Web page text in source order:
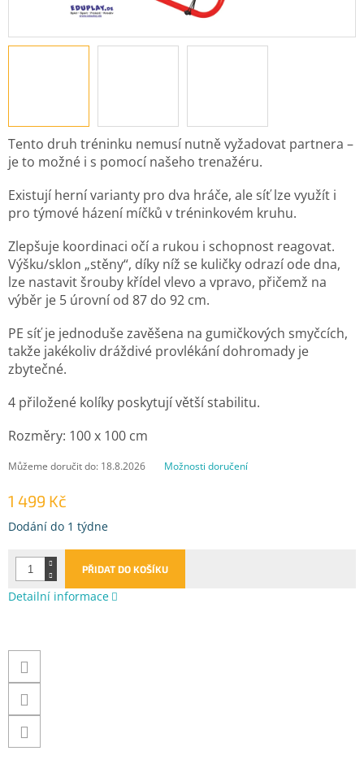
1 499 Kč
Měrná
Dodání do 1 týdne
Můžeme doručit do: 18.8.2026 Možnosti doručení
PŘIDAT DO KOŠÍKU
Tento druh tréninku nemusí nutně vyžadovat partnera –
je to možné i s pomocí našeho trenažéru.
Existují herní varianty pro dva hráče, ale síť lze využít i
pro týmové házení míčků v tréninkovém kruhu.
Zlepšuje koordinaci očí a rukou i schopnost reagovat.
Výšku/sklon „stěny“, díky níž se kuličky odrazí ode dna,
lze nastavit šrouby křídel vlevo a vpravo, přičemž na
výběr je 5 úrovní od 87 do 92 cm.
PE síť je jednoduše zavěšena na gumičkových smyčcích,
takže jakékoliv dráždivé provlékání dohromady je
zbytečné.
4 přiložené kolíky poskytují větší stabilitu.
Rozměry: 100 x 100 cm
Detailní informace